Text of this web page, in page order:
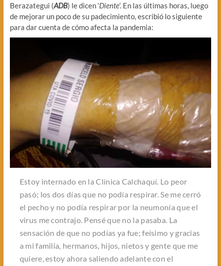
Berazategui (ADB) le dicen ‘Diente‘. En las últimas horas, luego
de mejorar un poco de su padecimiento, escribió lo siguiente
para dar cuenta de cómo afecta la pandemia:
Estoy internado en la Clínica Calchaquí. Lo peor
pasó; los dos días que no podía respirar. Se me cerró
el pecho y no podía respirar por la neumonía que el
virus me contrajo. Pensé que no la pasaba. La
sensación de que no podías ya fue; feísimo y gracias
a mi familia, hermanos, hijos, nietos y gente que me
quiere, estoy ahora saliendo adelante con el